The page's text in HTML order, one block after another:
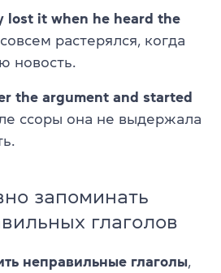
lost it when he heard the
растерялся, когда
новость.
the argument and started
ссоры она не выдержала
запоминать
глаголов
неправильные глаголы,